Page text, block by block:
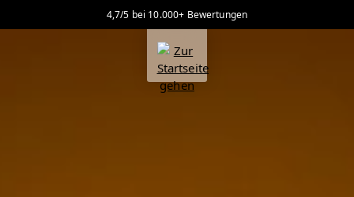
4,7/5 bei 10.000+ Bewertungen